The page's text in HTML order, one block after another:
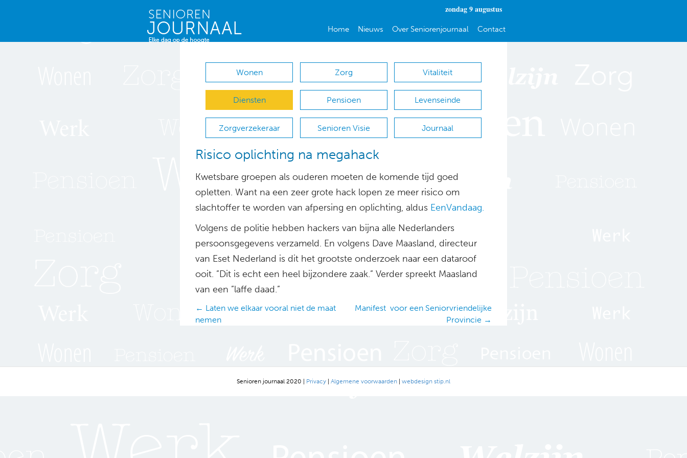
zondag 9 augustus
Home Nieuws Over Seniorenjournaal Contact
Wonen Zorg Vitaliteit
Diensten Pensioen Levenseinde
Zorgverzekeraar Senioren Visie Journaal
Risico oplichting na megahack
Kwetsbare groepen als ouderen moeten de komende tijd goed
opletten. Want na een zeer grote hack lopen ze meer risico om
slachtoffer te worden van afpersing en oplichting, aldus EenVandaag.
Volgens de politie hebben hackers van bijna alle Nederlanders
persoonsgegevens verzameld. En volgens Dave Maasland, directeur
van Eset Nederland is dit het grootste onderzoek naar een dataroof
ooit. ”Dit is echt een heel bijzondere zaak.” Verder spreekt Maasland
van een ”laffe daad.”
Posts
navigation
← Laten we elkaar vooral niet de maat
nemen
Manifest voor een Seniorvriendelijke
Provincie →
Senioren journaal 2020 | Privacy | Algemene voorwaarden | webdesign stip.nl